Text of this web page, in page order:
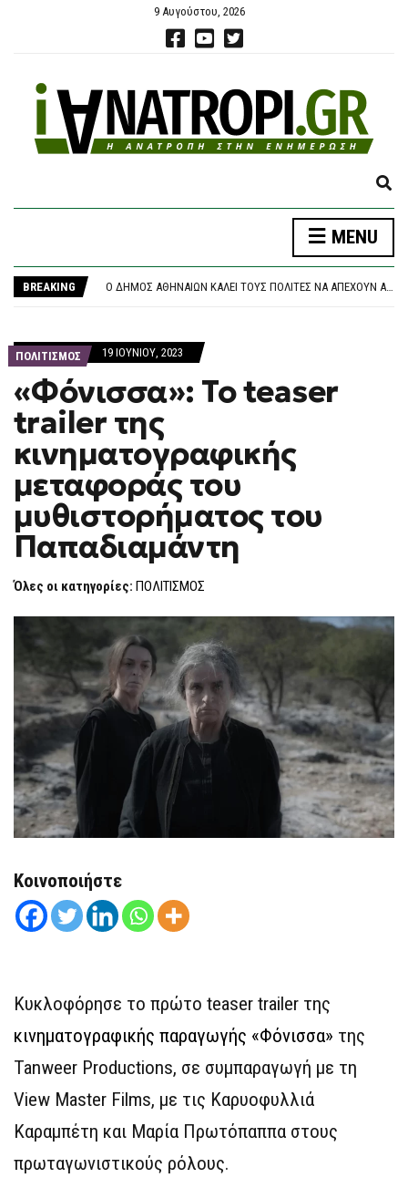
9 Αυγούστου, 2026
E
P
N
MENU
BREAKING
Ο ΔΉΜΟΣ ΑΘΗΝΑΊΩΝ ΚΑΛΕΊ ΤΟΥΣ ΠΟΛΊΤΕΣ ΝΑ ΑΠΈΧΟΥΝ ΑΠΌ ΕΡΓΑΣΊΕΣ ΣΕ ΕΞΩΤΕΡΙΚΟΎΣ ΧΏΡΟΥΣ ΠΟΥ ΜΠΟΡΕΊ ΝΑ ΠΡΟΚΑΛΈΣΟΥΝ ΠΥΡΚΑΓΙΆ
ΘΡΉΝΟΣ ΓΙΑ ΤΟΝ ΜΈΣΙ: ΠΈΘΑΝΕ ΣΤΑ 68 ΤΟΥ ΧΡΌΝΙΑ Ο ΠΑΤΈΡΑΣ ΤΟΥ, ΧΌΡΧΕ – ΥΠΉΡΞΕ Ο ΜΈΝΤΟΡΑΣ ΚΑΙ ΑΤΖΈΝΤΗΣ ΤΟΥ ΜΈΧΡΙ ΤΗΝ ΤΕΛΕΥΤΑΊΑ ΣΤΙΓΜΉ
ΠΟΛΙΤΙΣΜΟΣ
19 ΙΟΥΝΊΟΥ, 2023
«Φόνισσα»: Το teaser
trailer της
κινηματογραφικής
μεταφοράς του
μυθιστορήματος του
Παπαδιαμάντη
Όλες οι κατηγορίες: ΠΟΛΙΤΙΣΜΟΣ
Κοινοποιήστε
Κυκλοφόρησε το πρώτο teaser trailer της
κινηματογραφικής παραγωγής «Φόνισσα» της
Tanweer Productions, σε συμπαραγωγή με τη
View Master Films, με τις Καρυοφυλλιά
Καραμπέτη και Μαρία Πρωτόπαππα στους
πρωταγωνιστικούς ρόλους.